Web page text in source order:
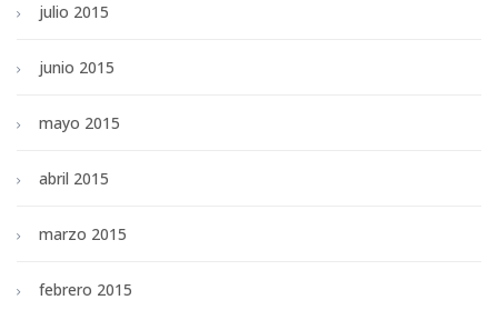
julio 2015
junio 2015
mayo 2015
abril 2015
marzo 2015
febrero 2015